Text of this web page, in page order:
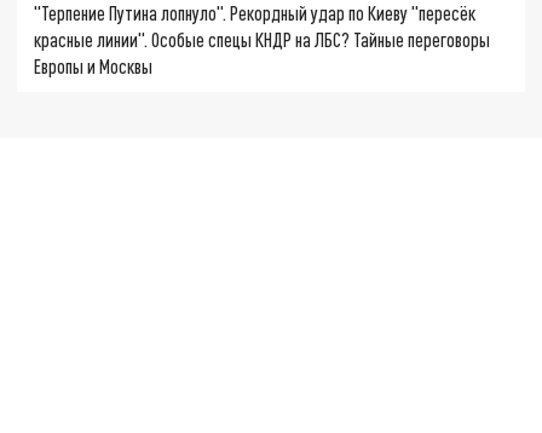
"Терпение Путина лопнуло". Рекордный удар по Киеву "пересёк
красные линии". Особые спецы КНДР на ЛБС? Тайные переговоры
Европы и Москвы